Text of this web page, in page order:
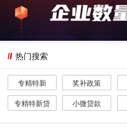
热门搜索
专精特新 奖补政策
专精特新贷
小微贷款